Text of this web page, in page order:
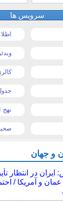
سرویس ها
نهج
و جهان
در انتظار
عمان و آمریکا /